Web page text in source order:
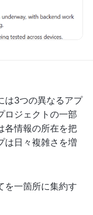
は3つの異なるアプ
ロジェクトの一部
各情報の所在を把
は日々複雑さを増
を一箇所に集約す